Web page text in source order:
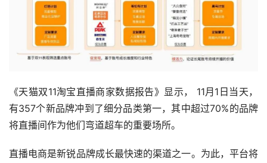
《天猫双11淘宝直播商家数据报告》显示， 11月1日当天，
有357个新品牌冲到了细分品类第一，其中超过70%的品牌
将直播间作为他们弯道超车的重要场所。
直播电商是新锐品牌成长最快速的渠道之一。为此，平台将